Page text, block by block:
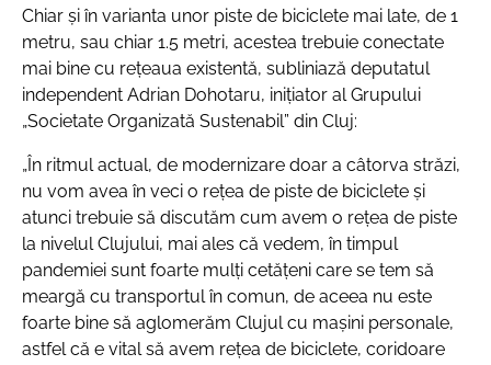
Chiar și în varianta unor piste de biciclete mai late, de 1
metru, sau chiar 1.5 metri, acestea trebuie conectate
mai bine cu rețeaua existentă, subliniază deputatul
independent Adrian Dohotaru, inițiator al Grupului
„Societate Organizată Sustenabil” din Cluj:
„În ritmul actual, de modernizare doar a câtorva străzi,
nu vom avea în veci o rețea de piste de biciclete și
atunci trebuie să discutăm cum avem o rețea de piste
la nivelul Clujului, mai ales că vedem, în timpul
pandemiei sunt foarte mulți cetățeni care se tem să
meargă cu transportul în comun, de aceea nu este
foarte bine să aglomerăm Clujul cu mașini personale,
astfel că e vital să avem rețea de biciclete, coridoare